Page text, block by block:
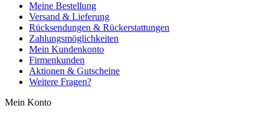
Meine Bestellung
Versand & Lieferung
Rücksendungen & Rückerstattungen
Zahlungsmöglichkeiten
Mein Kundenkonto
Firmenkunden
Aktionen & Gutscheine
Weitere Fragen?
Mein Konto